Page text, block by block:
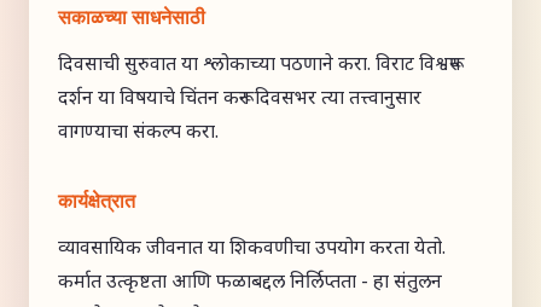
सकाळच्या साधनेसाठी
दिवसाची सुरुवात या श्लोकाच्या पठणाने करा. विराट विश्वरूप
दर्शन या विषयाचे चिंतन करून दिवसभर त्या तत्त्वानुसार
वागण्याचा संकल्प करा.
कार्यक्षेत्रात
व्यावसायिक जीवनात या शिकवणीचा उपयोग करता येतो.
कर्मात उत्कृष्टता आणि फळाबद्दल निर्लिप्तता - हा संतुलन